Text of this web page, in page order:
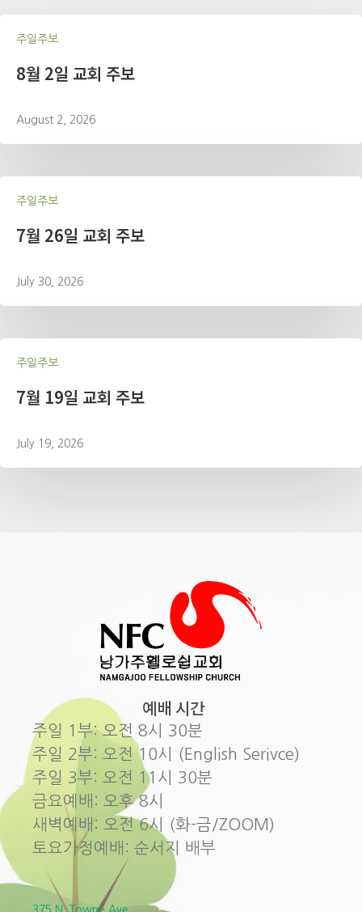
주일주보
8월 2일 교회 주보
August 2, 2026
주일주보
7월 26일 교회 주보
July 30, 2026
주일주보
7월 19일 교회 주보
July 19, 2026
예배 시간
주일 1부: 오전 8시 30분
주일 2부: 오전 10시 (English Serivce)
주일 3부: 오전 11시 30분
금요예배: 오후 8시
새벽예배: 오전 6시 (화-금/ZOOM)
토요가정예배: 순서지 배부
375 N. Towne Ave.